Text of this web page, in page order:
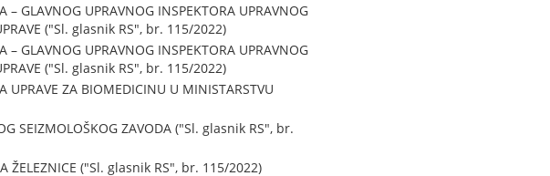
– GLAVNOG UPRAVNOG INSPEKTORA UPRAVNOG
("Sl. glasnik RS", br. 115/2022)
– GLAVNOG UPRAVNOG INSPEKTORA UPRAVNOG
("Sl. glasnik RS", br. 115/2022)
UPRAVE ZA BIOMEDICINU U MINISTARSTVU
SEIZMOLOŠKOG ZAVODA ("Sl. glasnik RS", br.
ŽELEZNICE ("Sl. glasnik RS", br. 115/2022)